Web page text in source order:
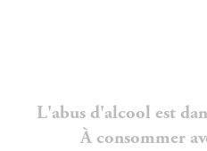
L'abus d'alcool est
À consommer